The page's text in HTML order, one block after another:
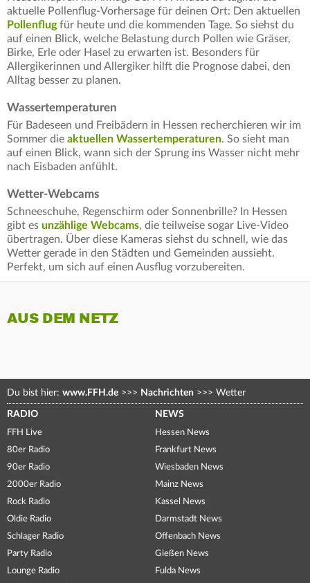
aktuelle Pollenflug-Vorhersage für deinen Ort: Den aktuellen
Pollenflugfür heute und die kommenden Tage. So siehst du
auf einen Blick, welche Belastung durch Pollen wie Gräser,
Birke, Erle oder Hasel zu erwarten ist. Besonders für
Allergikerinnen und Allergiker hilft die Prognose dabei, den
Alltag besser zu planen.
Wassertemperaturen
Für Badeseen und Freibädern in Hessen recherchieren wir im
Sommer die aktuellen Wassertemperaturen. So sieht man
auf einen Blick, wann sich der Sprung ins Wasser nicht mehr
nach Eisbaden anfühlt.
Wetter-Webcams
Schneeschuhe, Regenschirm oder Sonnenbrille? In Hessen
gibt es unzählige Webcams, die teilweise sogar Live-Video
übertragen. Über diese Kameras siehst du schnell, wie das
Wetter gerade in den Städten und Gemeinden aussieht.
Perfekt, um sich auf einen Ausflug vorzubereiten.
AUS DEM NETZ
Du bist hier: www.FFH.de >>> Nachrichten >>> Wetter
RADIO
FFH Live
80er Radio
90er Radio
2000er Radio
Rock Radio
Oldie Radio
Schlager Radio
Party Radio
Lounge Radio
NEWS
Hessen News
Frankfurt News
Wiesbaden News
Mainz News
Kassel News
Darmstadt News
Offenbach News
Gießen News
Fulda News